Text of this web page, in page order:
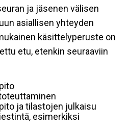
ja jäsenen välisen
asiallisen yhteyden
käsittelyperuste on
etu, etenkin seuraaviin
ja tilastojen julkaisu
esimerkiksi